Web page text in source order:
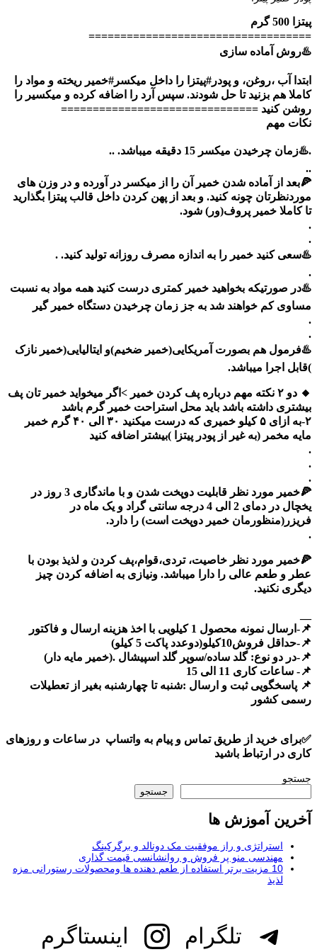
پیتزا 500 گرم
===================================
♨️روش آماده سازی
ابتدا آب ،روغن، و پودر#پیتزا را داخل میکسر#خمیر ریخته و مواد را
کاملا هم بزنید تا حل شودند. سپس آرد را اضافه کرده و میکسیر را
روشن کنید ===============================
نکات مهم
.♨️زمان چرخیدن میکسر 15 دقیقه میباشد. ..
..
🍕بعد از آماده شدن خمیر آن را از میکسر در آورده و در وزن های
موردنظرتان چونه کنید. و بعد از پهن کردن داخل قالب پیتزا بگذارید
تا کاملا خمیر پروف(ور) شود.
.
.
♨️سعی کنید خمیر را به اندازه مصرف روزانه تولید کنید. .
.
♨️در صورتیکه بخواهید خمیر کمتری درست کنید همه مواد به نسبت
مساوی کم خواهند شد به جز زمان چرخیدن دستگاه خمیر گیر
.
.
♨️فرمول هم بصورت آمریکایی(خمیر ضخیم)و ایتالیایی(خمیر نازک
)قابل اجرا میباشد.
🔸 دو ۲ نکته مهم درباره پف کردن خمیر >اگر میخواید خمیر تان پف
بیشتری داشته باشد باید محل استراحت خمیر گرم باشد
۲-به ازای ۵ کیلو خمیری که درست میکنید ۳۰ الی ۴۰ گرم خمیر
مایه مخمر (به غیر از پودر پیتزا )بیشتر اضافه کنید
.
.
.
🍕خمیر مورد نظر قابلیت دوپخت شدن و با ماندگاری 3 روز در
یخچال در دمای 2 الی 4 درجه سانتی گراد و یک ماه در
فریزر(منظورمان خمیر دوپخت است) را دارد.
.
🍕خمیر مورد نظر خاصیت، تردی،قوام،پف کردن و لذیذ بودن با
عطر و طعم عالی را دارا میباشد. ونیازی به اضافه کردن چیز
دیگری نکنید.
📌-ارسال نمونه محصول 1 کیلویی با اخذ هزینه ارسال و فاکتور
📌-حداقل فروش10کیلو(دوعدد پاکت 5 کیلو)
📌-در دو نوع: گلد ساده/سوپر گلد اسپیشال .(خمیر مایه دار)
📌- ساعات کاری 11 الی 15
📌 پاسخگویی ثبت و ارسال :شنبه تا چهارشنبه بغیر از تعطیلات
رسمی کشور
✅برای خرید از طریق تماس و پیام به واتساپ در ساعات و روزهای
کاری در ارتباط باشید
جستجو
جستجو
آخرین آموزش ها
استراتژی و راز موفقیت مک دونالد و برگرکینگ
مهندسی منو پر فروش و روانشانسی قیمت گذاری
10 مزیت برتر استفاده از طعم دهنده ها ومحصولات رستورانی مزه
لذیذ
تلگرام اینستاگرم